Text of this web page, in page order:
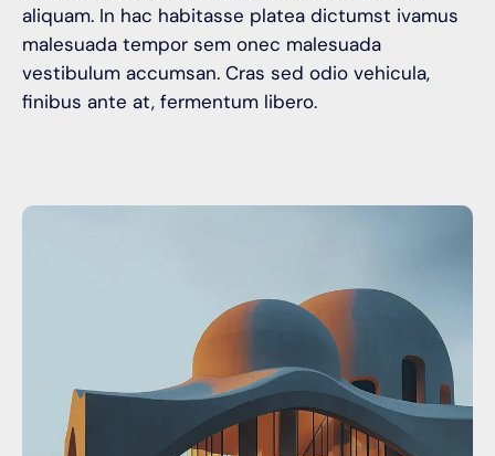
aliquam. In hac habitasse platea dictumst ivamus
malesuada tempor sem onec malesuada
vestibulum accumsan. Cras sed odio vehicula,
finibus ante at, fermentum libero.